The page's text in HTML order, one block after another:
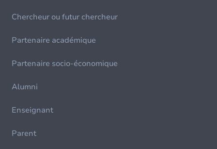
Chercheur ou futur chercheur
Partenaire académique
Partenaire socio-économique
Alumni
Enseignant
Parent